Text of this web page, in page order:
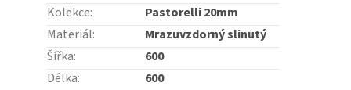
Kolekce:
Pastorelli 20mm
Materiál:
Mrazuvzdorný slinutý
Šířka:
600
Délka:
600